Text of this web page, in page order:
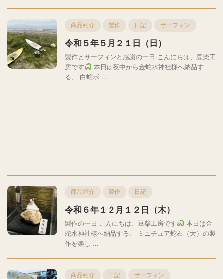
商品紹介 製作 日記 サーフィン
令和５年５月２１日（日）
製作とサーフィンと感謝の一日 こんにちは、豆柴工
房です
本日は夜中から金蛇水神社様へ納品す
る、 白蛇ボ ...
商品紹介 製作 日記
令和６年１２月１２日（木）
製作の一日 こんにちは、豆柴工房です
本日は金
蛇水神社様へ納品する、 ミニチュア蛇石（大）の製
作を楽し ...
商品紹介 日記 サーフィン